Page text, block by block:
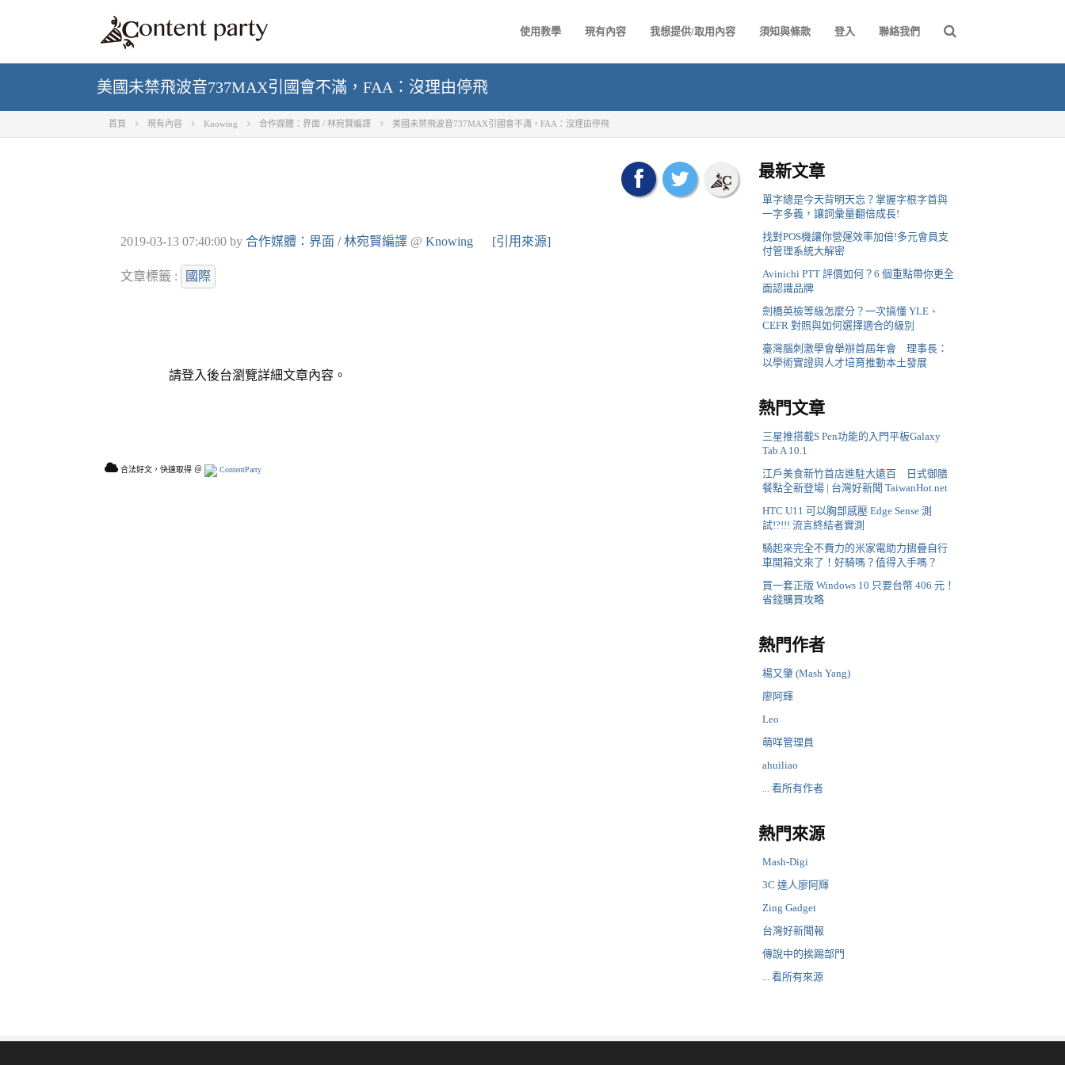
使用教學 現有內容 我想提供/取用內容 須知與條款 登入 聯絡我們
美國未禁飛波音737MAX引國會不滿，FAA：沒理由停飛
首頁 現有內容 Knowing 合作媒體：界面 / 林宛賢編譯 美國未禁飛波音737MAX引國會不滿，FAA：沒理由停飛
2019-03-13 07:40:00 by 合作媒體：界面 / 林宛賢編譯 @ Knowing [引用來源]
文章標籤 : 國際
請登入後台瀏覽詳細文章內容。
合法好文，快速取得 ＠ ContentParty
最新文章
單字總是今天背明天忘？掌握字根字首與
一字多義，讓詞彙量翻倍成長!
找對POS機讓你營運效率加倍!多元會員支
付管理系統大解密
Avinichi PTT 評價如何？6 個重點帶你更全
面認識品牌
劍橋英檢等級怎麼分？一次搞懂 YLE、
CEFR 對照與如何選擇適合的級別
臺灣腦刺激學會舉辦首屆年會 理事長：
以學術實證與人才培育推動本土發展
熱門文章
三星推搭載S Pen功能的入門平板Galaxy
Tab A 10.1
江戶美食新竹首店進駐大遠百 日式御膳
餐點全新登場 | 台灣好新聞 TaiwanHot.net
HTC U11 可以胸部感壓 Edge Sense 測
試!?!!! 流言終結者實測
騎起來完全不費力的米家電助力摺疊自行
車開箱文來了！好騎嗎？值得入手嗎？
買一套正版 Windows 10 只要台幣 406 元！
省錢購買攻略
熱門作者
楊又肇 (Mash Yang)
廖阿輝
Leo
萌咩管理員
ahuiliao
... 看所有作者
熱門來源
Mash-Digi
3C 達人廖阿輝
Zing Gadget
台灣好新聞報
傳說中的挨踢部門
... 看所有來源